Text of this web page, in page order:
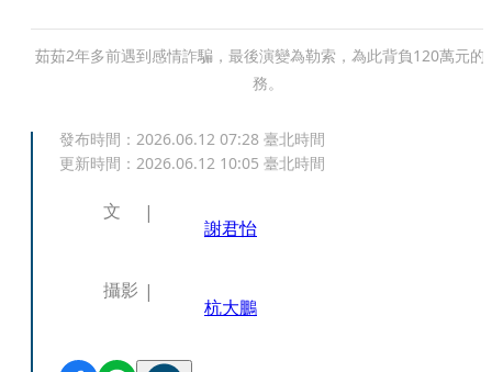
茹茹2年多前遇到感情詐騙，最後演變為勒索，為此背負120萬元的
務。
發布時間： 2026.06.12 07:28 臺北時間
更新時間： 2026.06.12 10:05 臺北時間
文
謝君怡
攝影
杭大鵬